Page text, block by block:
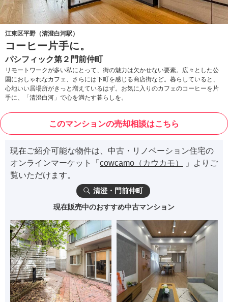
江東区平野（清澄白河駅）
コーヒー片手に。
パシフィック第２門前仲町
リモートワークが多い私にとって、街の魅力は欠かせない要素。広々とした公
園におしゃれなカフェ、さらには下町を感じる商店街など。暮らしていると、
心地いい居場所がきっと増えているはず。お気に入りのカフェのコーヒーを片
手に、「清澄白河」で心を満たす暮らしを。
このマンションの売却相談はこちら
現在ご紹介可能な物件は、中古・リノベーション住宅の
オンラインマーケット「 cowcamo（カウカモ）
」よりご
覧いただけます。
清澄・門前仲町
現在販売中のおすすめ中古マンション